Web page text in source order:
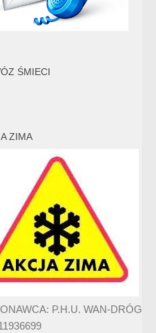
ŚMIECI
ZIMA
P.H.U. WAN-DRÓG